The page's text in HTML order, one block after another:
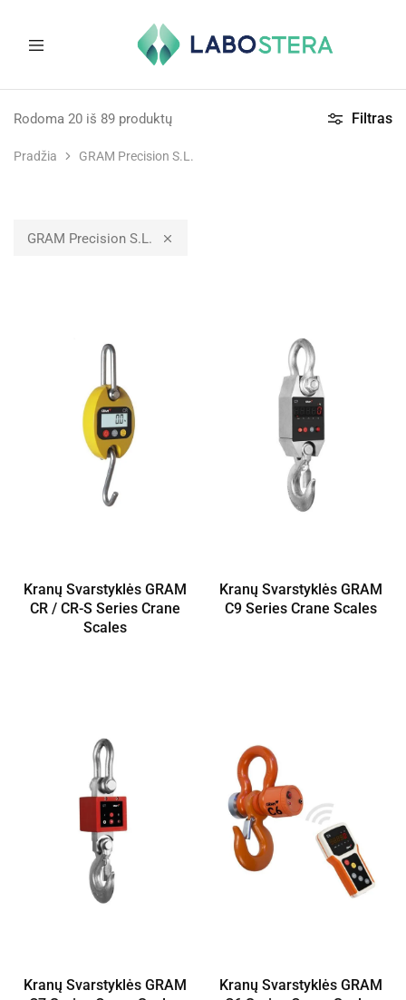
ir
medicininė
Pradžia GRAM Precision S.L.
Filtras
Rodoma 20 iš 89 produktų
GRAM Precision S.L.
Kranų Svarstyklės GRAM
CR / CR-S Series Crane
Scales
Kranų Svarstyklės GRAM
C9 Series Crane Scales
Kranų Svarstyklės GRAM
Kranų Svarstyklės GRAM